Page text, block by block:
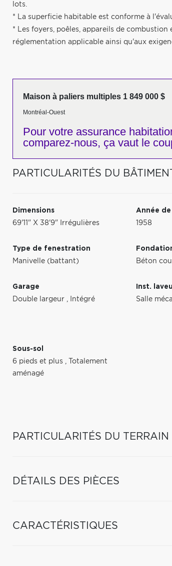
lots.
* La superficie habitable est conforme à
* Les foyers, poêles, appareils de
réglementation applicable ainsi qu'aux
Maison à paliers multiples 1 849 000 $
Montréal-Ouest
Pour votre assurance
comparez-nous, ça vaut le
PARTICULARITÉS DU BÂTIMENT
Dimensions
69'11" X 38'9" Irrégulières
Année
1958
Type de fenestration
Manivelle (battant)
Béton
Garage
Double largeur , Intégré
Inst.
Salle
Sous-sol
6 pieds et plus ,
Totalement
aménagé
PARTICULARITÉS DU TERRAIN
DÉTAILS DES PIÈCES
CARACTÉRISTIQUES